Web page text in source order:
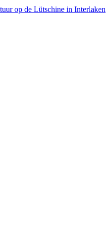
op de Lütschine in Interlaken